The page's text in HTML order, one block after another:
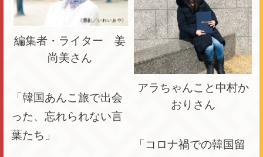
編集者・ライター 姜
尚美さん
「韓国あんこ旅で出会
った、忘れられない言
葉たち」
アラちゃんこと中村か
おりさん
「コロナ禍での韓国留